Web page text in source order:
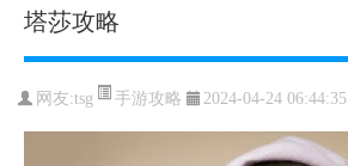
塔莎攻略
网友:tsg 手游攻略 2024-04-24 06:44:35